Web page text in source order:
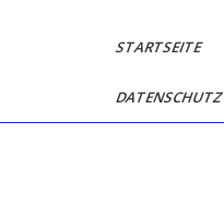
TV
Handball
Dorf.
Mein
STARTSEITE
DATENSCHUTZ